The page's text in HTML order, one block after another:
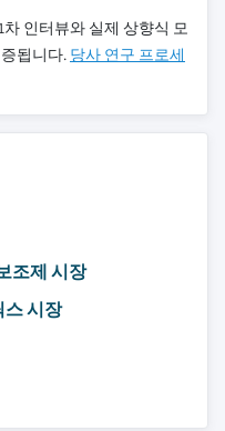
인터뷰와 실제 상향식 모
됩니다. 당사 연구 프로세
조제 시장
스 시장